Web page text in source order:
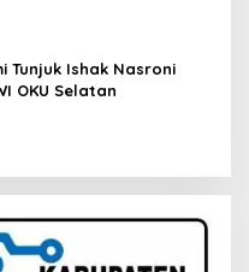
Tunjuk Ishak Nasroni
OKU Selatan